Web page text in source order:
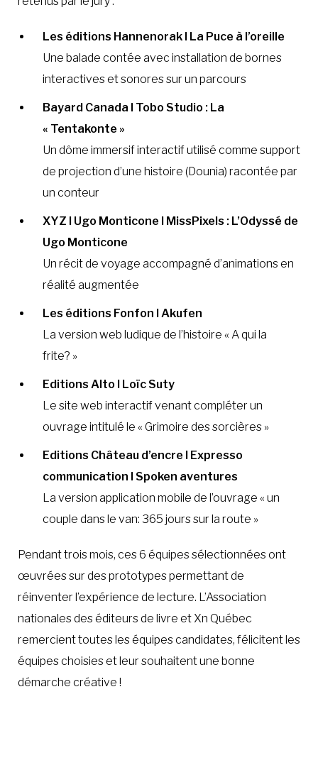
Les éditions Hannenorak I La Puce à l’oreille
Une balade contée avec installation de bornes
interactives et sonores sur un parcours
Bayard Canada I Tobo Studio : La
« Tentakonte »
Un dôme immersif interactif utilisé comme support
de projection d’une histoire (Dounia) racontée par
un conteur
XYZ I Ugo Monticone I MissPixels : L’Odyssé de
Ugo Monticone
Un récit de voyage accompagné d’animations en
réalité augmentée
Les éditions Fonfon I Akufen
La version web ludique de l’histoire « A qui la
frite? »
Editions Alto I Loïc Suty
Le site web interactif venant compléter un
ouvrage intitulé le « Grimoire des sorcières »
Editions Château d’encre I Expresso
communication I Spoken aventures
La version application mobile de l’ouvrage « un
couple dans le van: 365 jours sur la route »
Pendant trois mois, ces 6 équipes sélectionnées ont
œuvrées sur des prototypes permettant de
réinventer l’expérience de lecture. L’Association
nationales des éditeurs de livre et Xn Québec
remercient toutes les équipes candidates, félicitent les
équipes choisies et leur souhaitent une bonne
démarche créative !